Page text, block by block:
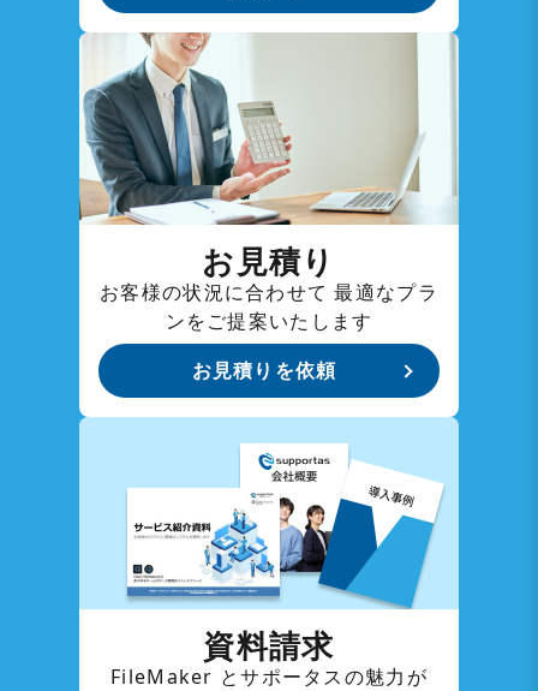
お見積り
お客様の状況に合わせて 最適なプラ
ンをご提案いたします
お見積りを依頼
資料請求
FileMaker とサポータスの魅力が